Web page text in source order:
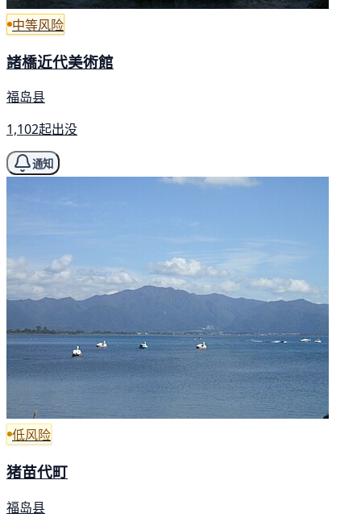
中等风险
諸橋近代美術館
福岛县
1,102起出没
通知
低风险
猪苗代町
福岛县